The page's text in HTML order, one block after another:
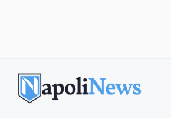
contenuto